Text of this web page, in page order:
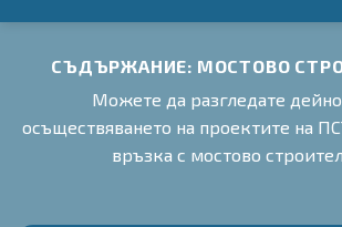
СЪДЪРЖАНИЕ: МОСТОВО
Можете да разгледате
осъществяването на проектите на
връзка с мостово